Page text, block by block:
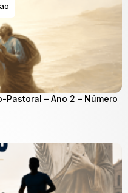
Pastoral – Ano 2 – Número